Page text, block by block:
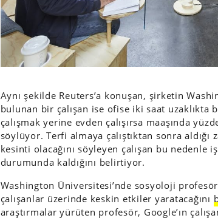
Aynı şekilde Reuters’a konuşan, şirketin
bulunan bir çalışan ise ofise iki saat uzaklıkta
çalışmak yerine evden çalışırsa maaşında
söylüyor. Terfi almaya çalıştıktan sonra aldığı
kesinti olacağını söyleyen çalışan bu nedenle
durumunda kaldığını belirtiyor.
Washington Üniversitesi’nde sosyoloji
çalışanlar üzerinde keskin etkiler yaratacağını
araştırmalar yürüten profesör, Google’ın